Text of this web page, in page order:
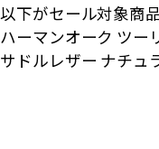
以下がセール対象商
ハーマンオーク ツー
サドルレザー ナチュ